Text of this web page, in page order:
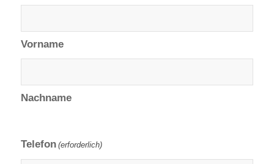
Vorname
Nachname
Telefon (erforderlich)